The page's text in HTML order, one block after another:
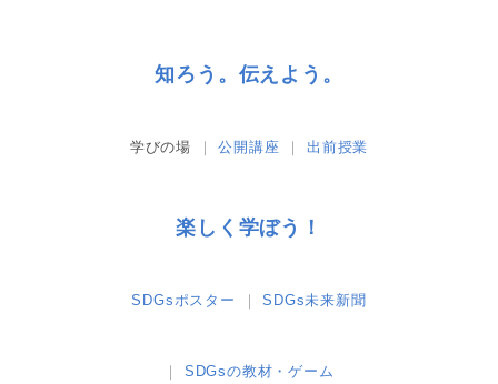
知ろう。伝えよう。
学びの場 公開講座 出前授業
楽しく学ぼう！
SDGsポスター SDGs未来新聞
SDGsの教材・ゲーム